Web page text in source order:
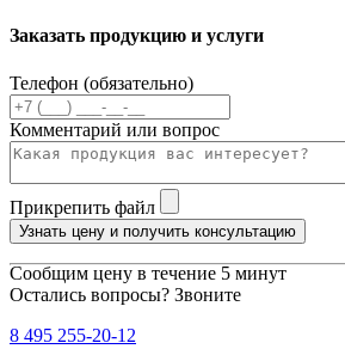
Заказать продукцию и услуги
Телефон (обязательно)
Комментарий или вопрос
Прикрепить файл
Узнать цену и получить консультацию
Сообщим цену в течение 5 минут
Остались вопросы? Звоните
8 495 255-20-12